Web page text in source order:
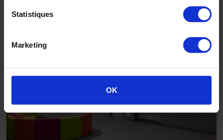
Statistiques
Marketing
OK